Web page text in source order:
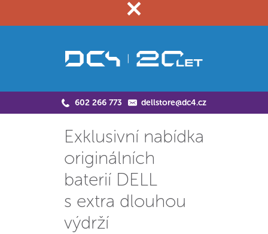
602 266 773 dellstore@dc4.cz
Exklusivní nabídka
originálních
baterií DELL
s extra dlouhou
výdrží